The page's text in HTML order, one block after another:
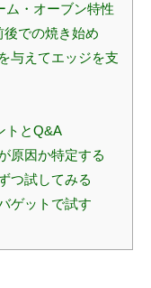
ム・オーブン特性
での焼き始め
与えてエッジを支
トとQ&A
原因か特定する
つ試してみる
ゲットで試す